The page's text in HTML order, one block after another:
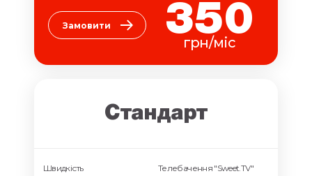
Замовити 350
грн/міс
Стандарт
Швидкість Телебачення "Sweet.TV"